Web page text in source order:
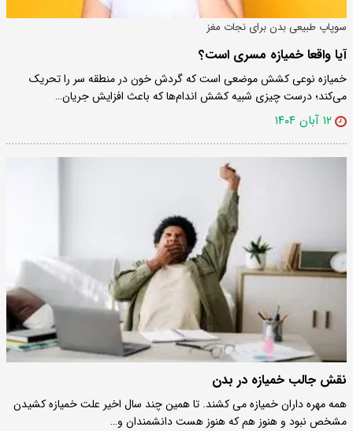
سوپاپ طبیعی بدن برای نجات مغز
آیا واقعا خمیازه مسری است؟
خمیازه نوعی کشش موضعی است که گردش خون در منطقه سر را تحریک
می‌کند؛ درست چیزی شبیه کشش اندام‌ها که باعث افزایش جریان…
۱۲ آبان ۱۴۰۴
نقش جالب خمیازه در بدن
همه مهره داران خمیازه می کشند. تا همین چند سال اخیر علت خمیازه کشیدن
مشخص نبود و هنوز هم که هنوز هست دانشمندان و…